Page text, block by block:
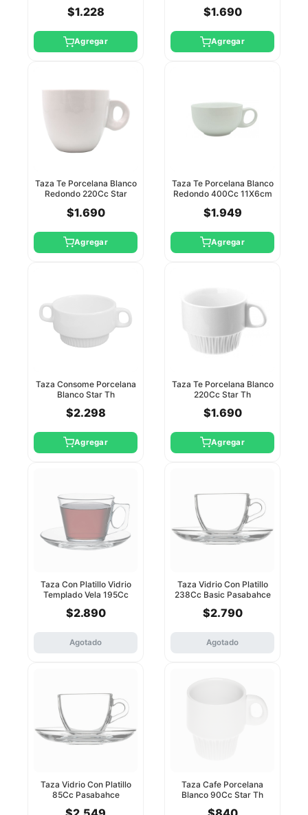
$1.228
Agregar
$1.690
Agregar
Taza Te Porcelana Blanco
Redondo 220Cc Star
$1.690
Agregar
Taza Te Porcelana Blanco
Redondo 400Cc 11X6cm
$1.949
Agregar
Taza Consome Porcelana
Blanco Star Th
$2.298
Agregar
Taza Te Porcelana Blanco
220Cc Star Th
$1.690
Agregar
Taza Con Platillo Vidrio
Templado Vela 195Cc
$2.890
Agotado
Taza Vidrio Con Platillo
238Cc Basic Pasabahce
$2.790
Agotado
Taza Vidrio Con Platillo
85Cc Pasabahce
Taza Cafe Porcelana
Blanco 90Cc Star Th